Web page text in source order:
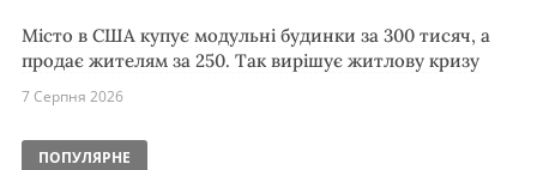
Місто в США купує модульні будинки за 300 тисяч, а
продає жителям за 250. Так вирішує житлову кризу
7 Серпня 2026
ПОПУЛЯРНЕ